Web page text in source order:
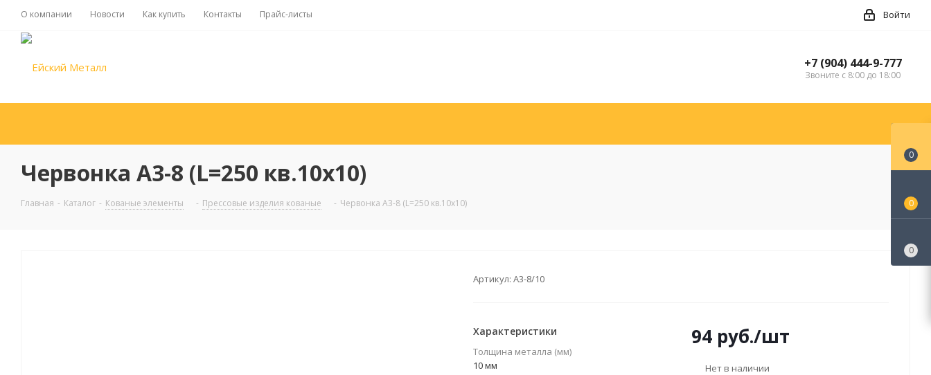
О компании Новости Как купить Контакты Прайс-листы Войти
+7 (904) 444-9-777
Звоните с 8:00 до 18:00
Червонка А3-8 (L=250 кв.10х10)
Главная - Каталог - Кованые элементы - Прессовые изделия кованые - Червонка А3-8 (L=250 кв.10х10)
Артикул: А3-8/10
Характеристики
Толщина металла (мм)
10 мм
94 руб./шт
Нет в наличии
0
0
0